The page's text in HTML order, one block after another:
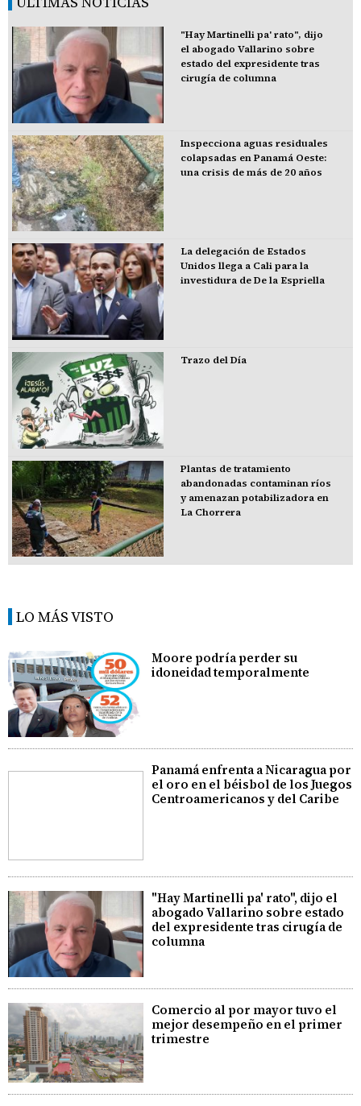
"Hay Martinelli pa' rato", dijo
el abogado Vallarino sobre
estado del expresidente tras
cirugía de columna
Inspecciona aguas residuales
colapsadas en Panamá Oeste:
una crisis de más de 20 años
La delegación de Estados
Unidos llega a Cali para la
investidura de De la Espriella
Trazo del Día
Plantas de tratamiento
abandonadas contaminan ríos
y amenazan potabilizadora en
La Chorrera
LO MÁS VISTO
Moore podría perder su
idoneidad temporalmente
Panamá enfrenta a Nicaragua por
el oro en el béisbol de los Juegos
Centroamericanos y del Caribe
"Hay Martinelli pa' rato", dijo el
abogado Vallarino sobre estado
del expresidente tras cirugía de
columna
Comercio al por mayor tuvo el
mejor desempeño en el primer
trimestre